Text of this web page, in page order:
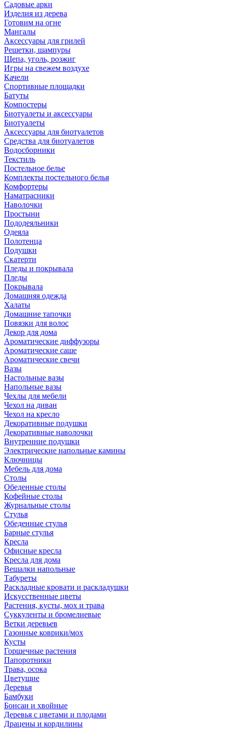
Садовые арки
Изделия из дерева
Готовим на огне
Мангалы
Аксессуары для грилей
Решетки, шампуры
Щепа, уголь, розжиг
Игры на свежем воздухе
Качели
Спортивные площадки
Батуты
Компостеры
Биотуалеты и аксессуары
Биотуалеты
Аксессуары для биотуалетов
Средства для биотуалетов
Водосборники
Текстиль
Постельное белье
Комплекты постельного белья
Комфортеры
Наматрасники
Наволочки
Простыни
Пододеяльники
Одеяла
Полотенца
Подушки
Скатерти
Пледы и покрывала
Пледы
Покрывала
Домашняя одежда
Халаты
Домашние тапочки
Повязки для волос
Декор для дома
Ароматические диффузоры
Ароматические саше
Ароматические свечи
Вазы
Настольные вазы
Напольные вазы
Чехлы для мебели
Чехол на диван
Чехол на кресло
Декоративные подушки
Декоративные наволочки
Внутренние подушки
Электрические напольные камины
Ключницы
Мебель для дома
Столы
Обеденные столы
Кофейные столы
Журнальные столы
Стулья
Обеденные стулья
Барные стулья
Кресла
Офисные кресла
Кресла для дома
Вешалки напольные
Табуреты
Раскладные кровати и раскладушки
Искусственные цветы
Растения, кусты, мох и трава
Суккуленты и бромелиевые
Ветки деревьев
Газонные коврики/мох
Кусты
Горшечные растения
Папоротники
Трава, осока
Цветущие
Деревья
Бамбуки
Бонсаи и хвойные
Деревья с цветами и плодами
Драцены и кордилины